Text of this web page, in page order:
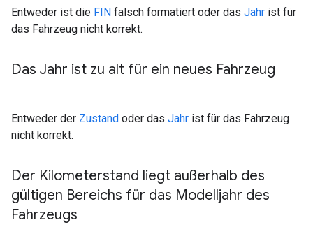
Entweder ist die FIN falsch formatiert oder das Jahr ist für
das Fahrzeug nicht korrekt.
Das Jahr ist zu alt für ein neues Fahrzeug
Entweder der Zustand oder das Jahr ist für das Fahrzeug
nicht korrekt.
Der Kilometerstand liegt außerhalb des
gültigen Bereichs für das Modelljahr des
Fahrzeugs